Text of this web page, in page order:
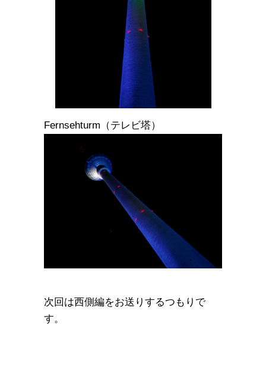
Fernsehturm（テレビ塔）
次回は西側編をお送りするつもりで
す。